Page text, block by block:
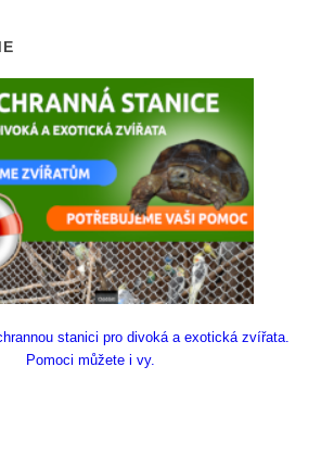
stanici pro divoká a exotická zvířata.
Pomoci můžete i vy.